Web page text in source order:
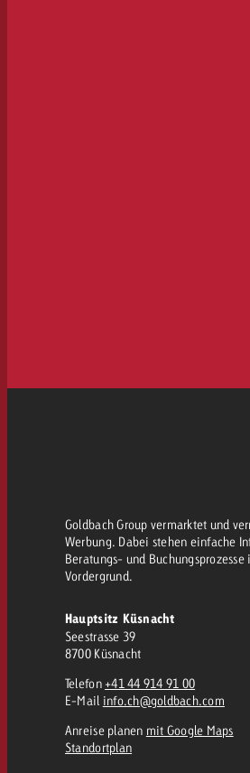
Goldbach Group vermarktet und
Werbung. Dabei stehen einfache
Beratungs- und Buchungsprozesse
Vordergrund.
Hauptsitz Küsnacht
Seestrasse 39
8700 Küsnacht
Telefon +41 44 914 91 00
E-Mail info.ch@goldbach.com
Anreise planen mit Google Maps
Standortplan